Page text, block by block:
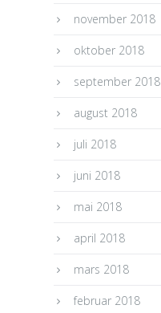
november 2018
oktober 2018
september 2018
august 2018
juli 2018
juni 2018
mai 2018
april 2018
mars 2018
februar 2018